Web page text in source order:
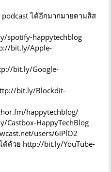
ได้อีกมากมายตามสิส
spotify-happytechblog
bit.ly/Apple-
bit.ly/Google-
bit.ly/Blockdit-
happytechblog/
Castbox-HappyTechBlog
users/6iPlO2
ด้ด้วย http://bit.ly/YouTube-